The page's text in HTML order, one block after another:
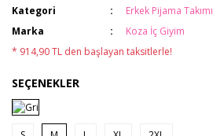
Kategori
Erkek Pijama Takımı
Marka
Koza İç Giyim
* 914,90 TL den başlayan taksitlerle!
SEÇENEKLER